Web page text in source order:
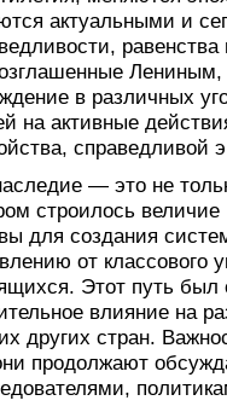
актуальными и
в различных
на активные
справедливой
— это не
строилось
для создания
от классового
Этот путь
влияние на
других стран.
продолжают